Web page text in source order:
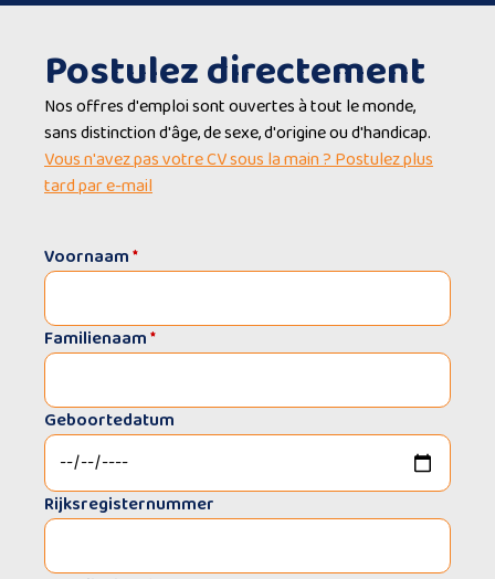
Postulez directement
Nos offres d'emploi sont ouvertes à tout le monde,
sans distinction d'âge, de sexe, d'origine ou d'handicap.
Vous n'avez pas votre CV sous la main ? Postulez plus
tard par e-mail
Voornaam*
Familienaam*
Geboortedatum
Rijksregisternummer